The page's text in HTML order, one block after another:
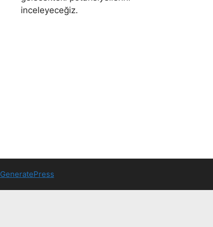
inceleyeceğiz.
GeneratePress